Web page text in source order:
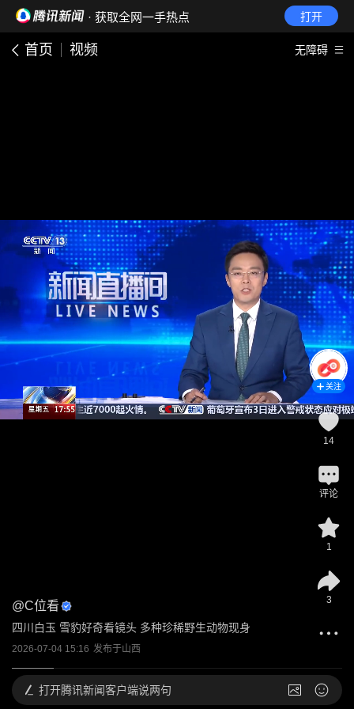
· 获取全网一手热点 打开
首页 视频 无障碍
@C位看
四川白玉 雪豹好奇看镜头 多种珍稀野生动物现身
2026-07-04 15:16 发布于山西
关注
14
评论
1
3
打开腾讯新闻客户端说两句